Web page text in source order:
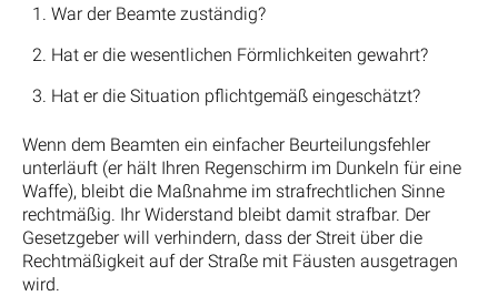
War der Beamte zuständig?
Hat er die wesentlichen Förmlichkeiten gewahrt?
Hat er die Situation pflichtgemäß eingeschätzt?
Wenn dem Beamten ein einfacher Beurteilungsfehler
unterläuft (er hält Ihren Regenschirm im Dunkeln für eine
Waffe), bleibt die Maßnahme im strafrechtlichen Sinne
rechtmäßig. Ihr Widerstand bleibt damit strafbar. Der
Gesetzgeber will verhindern, dass der Streit über die
Rechtmäßigkeit auf der Straße mit Fäusten ausgetragen
wird.